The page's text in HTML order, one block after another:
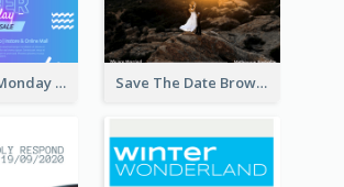
Cyber Punk Monday Discount Invitation Design Save The Date Brown Marriage Invitation